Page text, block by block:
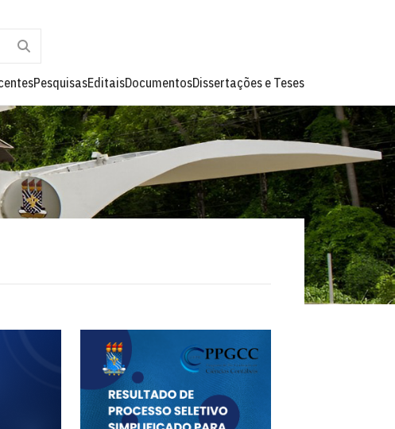
PesquisasEditaisDocumentosDissertações e Teses